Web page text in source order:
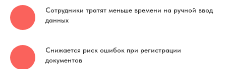
Сотрудники тратят меньше времени на ручной ввод
данных
Снижается риск ошибок при регистрации
документов